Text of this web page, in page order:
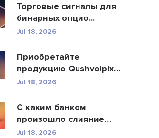
Торговые сигналы для
бинарных опцио...
Jul 18, 2026
Приобретайте
продукцию Qushvolpix
за кри...
Jul 18, 2026
С каким банком
произошло слияние
Allah...
Jul 18, 2026